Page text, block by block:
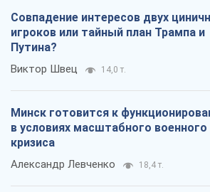
Совпадение интересов двух
игроков или тайный план Трампа и
Путина?
Виктор Швец 14,0 т.
Минск готовится к
в условиях масштабного военного
кризиса
Александр Левченко 18,4 т.